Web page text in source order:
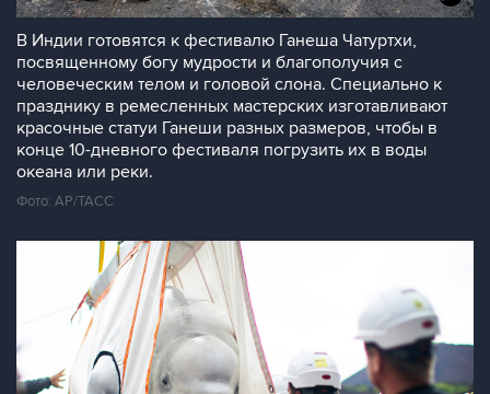
В Индии готовятся к фестивалю Ганеша Чатуртхи,
посвященному богу мудрости и благополучия с
человеческим телом и головой слона. Специально к
празднику в ремесленных мастерских изготавливают
красочные статуи Ганеши разных размеров, чтобы в
конце 10-дневного фестиваля погрузить их в воды
океана или реки.
Фото: AP/ТАСС